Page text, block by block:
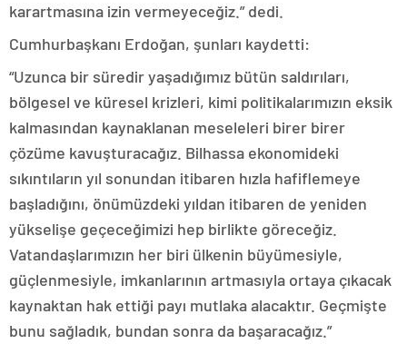
karartmasına izin vermeyeceğiz.” dedi.
Cumhurbaşkanı Erdoğan, şunları kaydetti:
“Uzunca bir süredir yaşadığımız bütün saldırıları,
bölgesel ve küresel krizleri, kimi politikalarımızın eksik
kalmasından kaynaklanan meseleleri birer birer
çözüme kavuşturacağız. Bilhassa ekonomideki
sıkıntıların yıl sonundan itibaren hızla hafiflemeye
başladığını, önümüzdeki yıldan itibaren de yeniden
yükselişe geçeceğimizi hep birlikte göreceğiz.
Vatandaşlarımızın her biri ülkenin büyümesiyle,
güçlenmesiyle, imkanlarının artmasıyla ortaya çıkacak
kaynaktan hak ettiği payı mutlaka alacaktır. Geçmişte
bunu sağladık, bundan sonra da başaracağız.”